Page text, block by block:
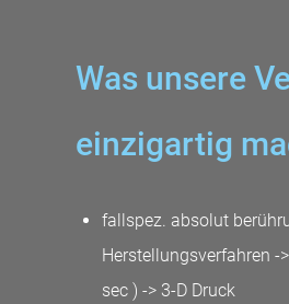
Was unsere
einzigartig
fallspez. absolut
Herstellungsverfahren -
sec ) -> 3-D Druck